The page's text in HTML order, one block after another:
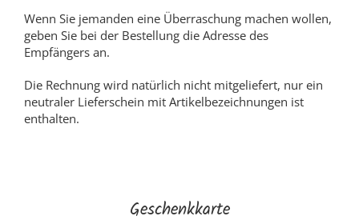
Wenn Sie jemanden eine Überraschung machen wollen,
geben Sie bei der Bestellung die Adresse des
Empfängers an.
Die Rechnung wird natürlich nicht mitgeliefert, nur ein
neutraler Lieferschein mit Artikelbezeichnungen ist
enthalten.
Geschenkkarte